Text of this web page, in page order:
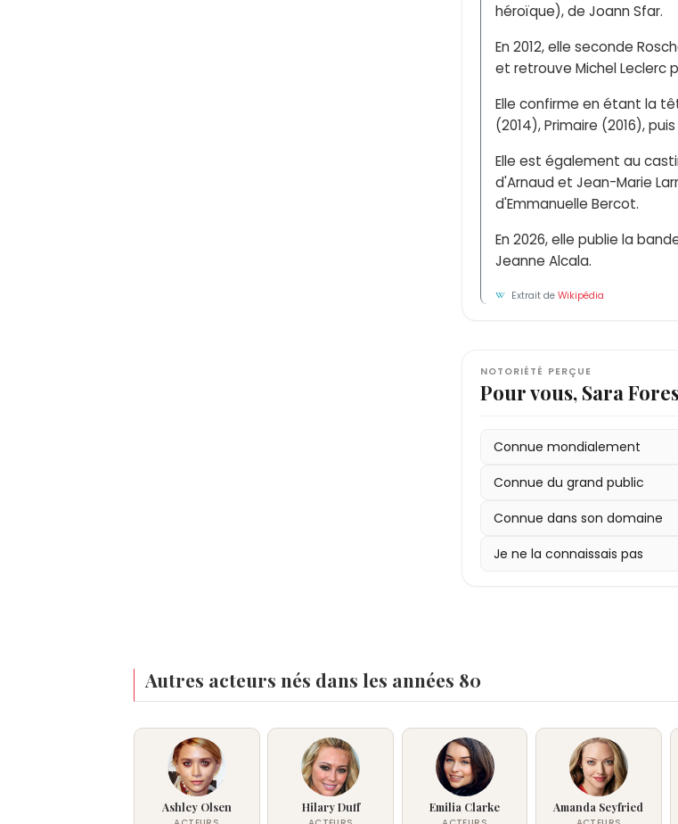
héroïque), de Joann Sfar.
En 2012, elle seconde
et retrouve Michel Leclerc
Elle confirme en étant la
(2014), Primaire (2016),
Elle est également au
d'Arnaud et Jean-Marie
d'Emmanuelle Bercot.
En 2026, elle publie la
Jeanne Alcala.
Extrait deWikipédia
NOTORIÉTÉ PERÇUE
Pour vous, Sara
Connue mondialement
Connue du grand public
Connue dans son domaine
Je ne la connaissais pas
Autres acteurs nés dans les années 80
Ashley Olsen Hilary Duff Emilia Clarke Amanda Seyfried